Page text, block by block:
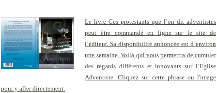
Le livreCes protestants que l’on dit adventistes
peut être commandé en ligne sur le site de
l’éditeur. Sa disponibilité annoncée est d’environ
une semaine. Voilà qui vous permettra de cumuler
des regards différents et innovants sur l’Eglise
Adventiste. Cliquez sur cette phrase ou l'image
pour y aller directement.